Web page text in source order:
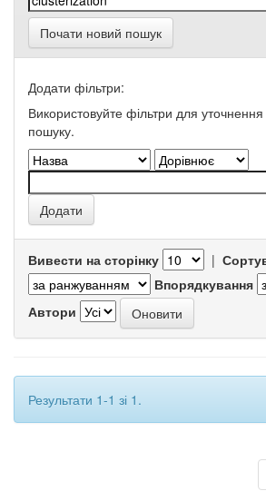
Почати новий пошук
Додати фільтри:
Використовуйте фільтри для уточнення
пошуку.
Вивести на сторінку |
Впорядкування
Автори
Результати 1-1 зі 1.